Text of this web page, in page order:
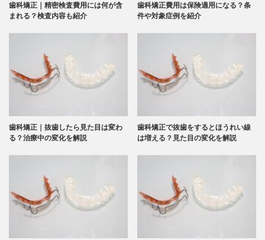
歯科矯正｜精密検査費用には何が含
まれる？検査内容も紹介
歯科矯正費用は保険適用になる？条
件や対象症例を紹介
歯科矯正｜抜歯したら見た目は変わ
る？治療中の変化を解説
歯科矯正で抜歯をするとほうれい線
は増える？見た目の変化を解説